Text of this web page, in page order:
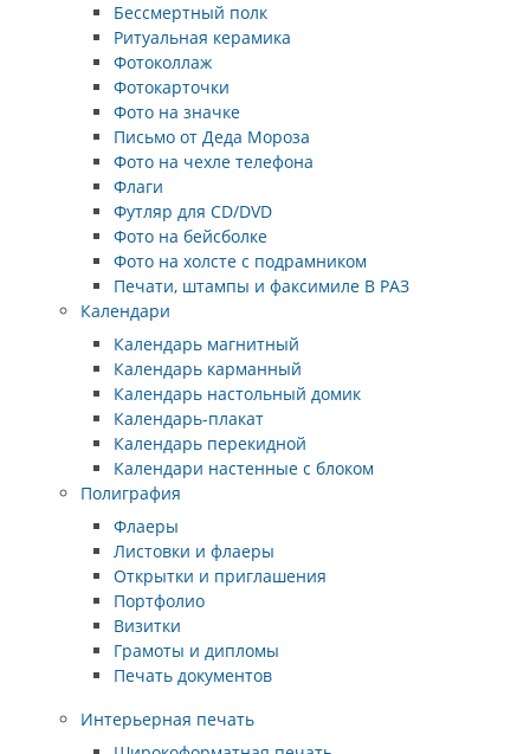
Бессмертный полк
Ритуальная керамика
Фотоколлаж
Фотокарточки
Фото на значке
Письмо от Деда Мороза
Фото на чехле телефона
Флаги
Футляр для CD/DVD
Фото на бейсболке
Фото на холсте с подрамником
Печати, штампы и факсимиле В РАЗ
Календари
Календарь магнитный
Календарь карманный
Календарь настольный домик
Календарь-плакат
Календарь перекидной
Календари настенные с блоком
Полиграфия
Флаеры
Листовки и флаеры
Открытки и приглашения
Портфолио
Визитки
Грамоты и дипломы
Печать документов
Интерьерная печать